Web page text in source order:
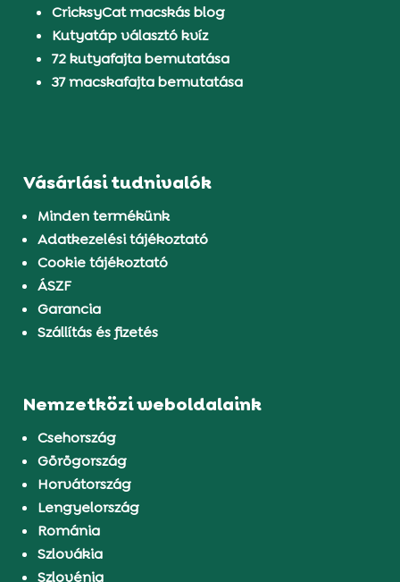
CricksyCat macskás blog
Kutyatáp választó kvíz
72 kutyafajta bemutatása
37 macskafajta bemutatása
Vásárlási tudnivalók
Minden termékünk
Adatkezelési tájékoztató
Cookie tájékoztató
ÁSZF
Garancia
Szállítás és fizetés
Nemzetközi weboldalaink
Csehország
Görögország
Horvátország
Lengyelország
Románia
Szlovákia
Szlovénia